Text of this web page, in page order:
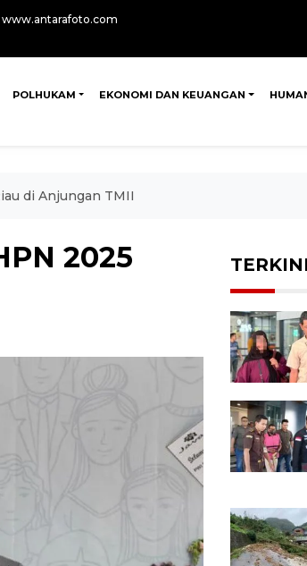
www.antarafoto.com
POLHUKAM EKONOMI DAN KEUANGAN
di Anjungan TMII
2025